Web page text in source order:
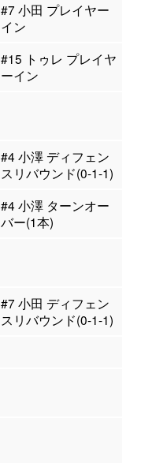
#7 小田 プレイヤー
イン
#15 トゥレ プレイヤ
ーイン
#4 小澤 ディフェン
スリバウンド(0-1-1)
#4 小澤 ターンオー
バー(1本)
#7 小田 ディフェン
スリバウンド(0-1-1)